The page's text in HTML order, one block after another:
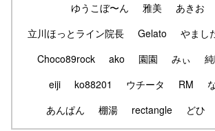
ゆうこぼ〜ん
雅美 あきお
立川ほっとライン院長
Gelato やまし
Choco89rock
ako 園園 みぃ
eiji
ko88201 ウチータ RM
あんぱん
棚湯 rectangle どひ